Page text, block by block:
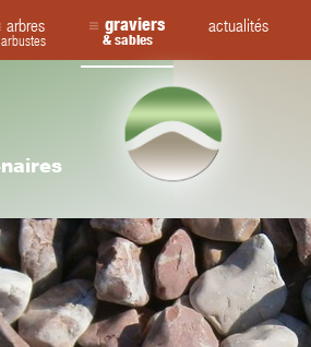
arbres graviers
& sables
actualités